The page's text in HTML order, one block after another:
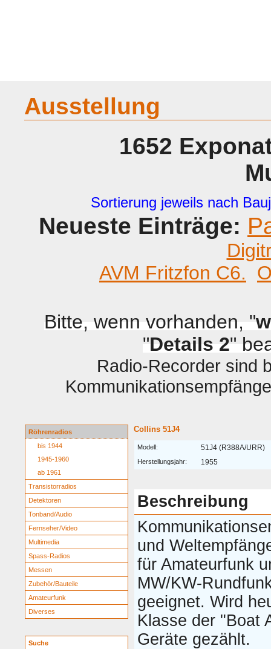
Ausstellung
1652
Sortierung jeweils nach
Neueste Einträge:
AVM Fritzfon C6.
Bitte, wenn vorhanden, "
"Details 2"
Radio-Recorder sind
Röhrenradios
bis 1944
1945-1960
ab 1961
Transistorradios
Detektoren
Tonband/Audio
Fernseher/Video
Multimedia
Spass-Radios
Messen
Zubehör/Bauteile
Amateurfunk
Diverses
Suche
Collins 51J4
Modell: 51J4 (R388A/URR)
Herstellungsjahr: 1955
Beschreibung
und
für Amateurfunk
MW/KW-
geeignet. Wird
Klasse der "Boat
Geräte gezählt.